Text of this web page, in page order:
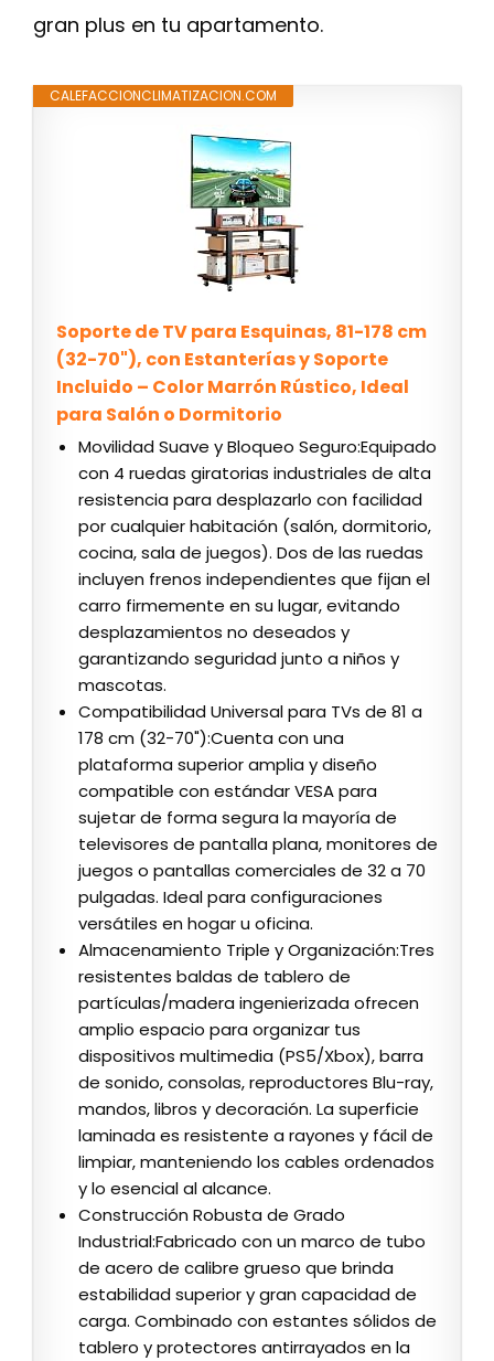
gran plus en tu apartamento.
CALEFACCIONCLIMATIZACION.COM
Soporte de TV para Esquinas, 81-178 cm
(32-70"), con Estanterías y Soporte
Incluido – Color Marrón Rústico, Ideal
para Salón o Dormitorio
Movilidad Suave y Bloqueo Seguro:Equipado
con 4 ruedas giratorias industriales de alta
resistencia para desplazarlo con facilidad
por cualquier habitación (salón, dormitorio,
cocina, sala de juegos). Dos de las ruedas
incluyen frenos independientes que fijan el
carro firmemente en su lugar, evitando
desplazamientos no deseados y
garantizando seguridad junto a niños y
mascotas.
Compatibilidad Universal para TVs de 81 a
178 cm (32-70"):Cuenta con una
plataforma superior amplia y diseño
compatible con estándar VESA para
sujetar de forma segura la mayoría de
televisores de pantalla plana, monitores de
juegos o pantallas comerciales de 32 a 70
pulgadas. Ideal para configuraciones
versátiles en hogar u oficina.
Almacenamiento Triple y Organización:Tres
resistentes baldas de tablero de
partículas/madera ingenierizada ofrecen
amplio espacio para organizar tus
dispositivos multimedia (PS5/Xbox), barra
de sonido, consolas, reproductores Blu-ray,
mandos, libros y decoración. La superficie
laminada es resistente a rayones y fácil de
limpiar, manteniendo los cables ordenados
y lo esencial al alcance.
Construcción Robusta de Grado
Industrial:Fabricado con un marco de tubo
de acero de calibre grueso que brinda
estabilidad superior y gran capacidad de
carga. Combinado con estantes sólidos de
tablero y protectores antirrayados en la